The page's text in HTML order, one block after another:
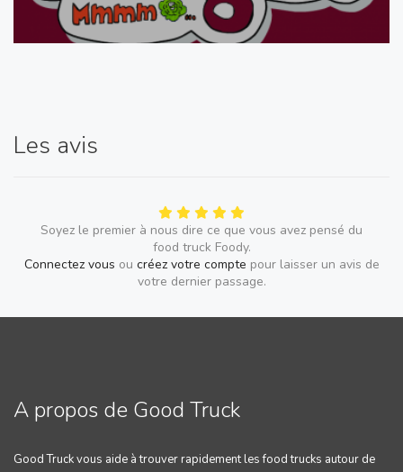
Les avis
Soyez le premier à nous dire ce que vous avez pensé du
food truck Foody.
Connectez vous ou créez votre compte pour laisser un avis de
votre dernier passage.
A propos de Good Truck
Good Truck vous aide à trouver rapidement les food trucks autour de